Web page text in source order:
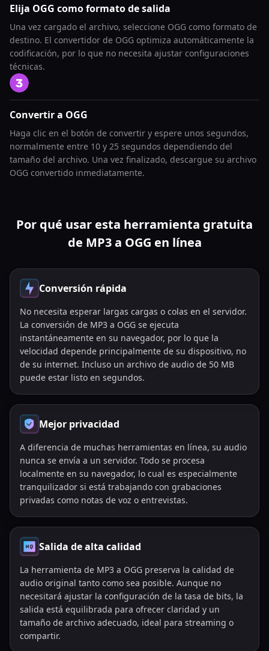
Elija OGG como formato de salida
Una vez cargado el archivo, seleccione OGG como formato de
destino. El convertidor de OGG optimiza automáticamente la
codificación, por lo que no necesita ajustar configuraciones
técnicas.
Convertir a OGG
Haga clic en el botón de convertir y espere unos segundos,
normalmente entre 10 y 25 segundos dependiendo del
tamaño del archivo. Una vez finalizado, descargue su archivo
OGG convertido inmediatamente.
Por qué usar esta herramienta gratuita
de MP3 a OGG en línea
Conversión rápida
No necesita esperar largas cargas o colas en el servidor.
La conversión de MP3 a OGG se ejecuta
instantáneamente en su navegador, por lo que la
velocidad depende principalmente de su dispositivo, no
de su internet. Incluso un archivo de audio de 50 MB
puede estar listo en segundos.
Mejor privacidad
A diferencia de muchas herramientas en línea, su audio
nunca se envía a un servidor. Todo se procesa
localmente en su navegador, lo cual es especialmente
tranquilizador si está trabajando con grabaciones
privadas como notas de voz o entrevistas.
Salida de alta calidad
La herramienta de MP3 a OGG preserva la calidad de
audio original tanto como sea posible. Aunque no
necesitará ajustar la configuración de la tasa de bits, la
salida está equilibrada para ofrecer claridad y un
tamaño de archivo adecuado, ideal para streaming o
compartir.